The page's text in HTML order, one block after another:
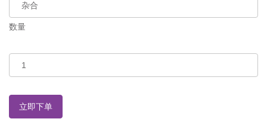
数量
立即下单